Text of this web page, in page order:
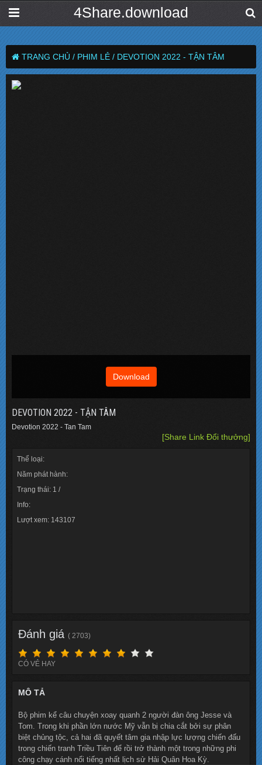
4Share.download
TRANG CHỦ / PHIM LẺ / DEVOTION 2022 - TẬN TÂM
Download
DEVOTION 2022 - TẬN TÂM
Devotion 2022 - Tan Tam
[Share Link Đổi thưởng]
Thể loại:
Năm phát hành:
Trạng thái: 1 /
Info:
Lượt xem: 143107
Đánh giá ( 2703)
CÓ VẺ HAY
MÔ TẢ
Bộ phim kể câu chuyện xoay quanh 2 người đàn ông Jesse và
Tom. Trong khi phần lớn nước Mỹ vẫn bị chia cắt bởi sự phân
biệt chủng tộc, cả hai đã quyết tâm gia nhập lực lượng chiến đấu
trong chiến tranh Triều Tiên để rồi trở thành một trong những phi
công chạy cánh nổi tiếng nhất lịch sử Hải Quân Hoa Kỳ.